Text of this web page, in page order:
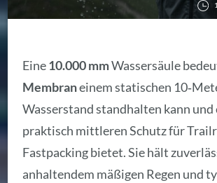
Eine10.000 mmWassersäule
Membraneinem statischen
Wasserstand standhalten kann und
praktisch mittleren Schutz für
Fastpacking bietet. Sie hält
anhaltendem mäßigen Regen und